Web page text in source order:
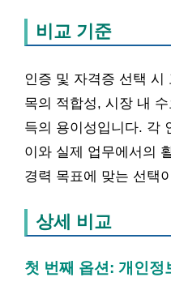
비교 기준
인증 및 자격증 선택
목의 적합성, 시장 내
득의 용이성입니다. 각
이와 실제 업무에서의
경력 목표에 맞는 선택
상세 비교
첫 번째 옵션: 개인정